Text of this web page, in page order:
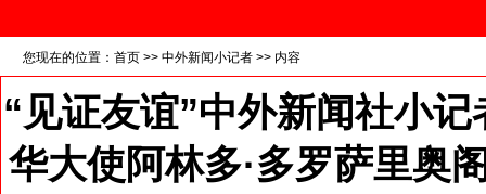
您现在的位置： 首页 >> 中外新闻小记者 >> 内容
“见证友谊”中外新闻社小
华大使阿林多·多罗萨里奥